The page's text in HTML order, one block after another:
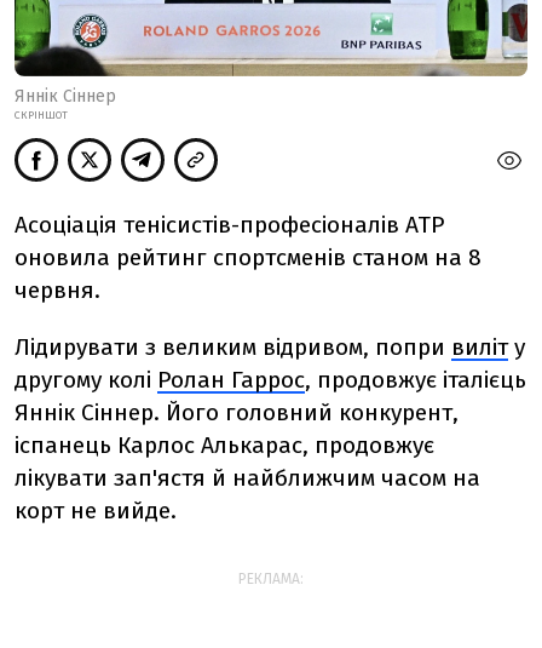
Яннік Сіннер
СКРІНШОТ
Асоціація тенісистів-професіоналів ATP
оновила рейтинг спортсменів станом на 8
червня.
Лідирувати з великим відривом, попри виліту
другому колі Ролан Гаррос, продовжує італієць
Яннік Сіннер. Його головний конкурент,
іспанець Карлос Алькарас, продовжує
лікувати зап'ястя й найближчим часом на
корт не вийде.
РЕКЛАМА: